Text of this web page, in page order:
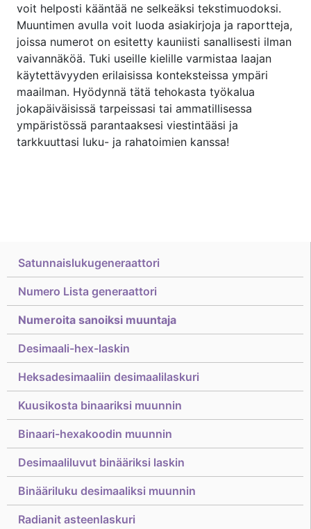
Satunnaislukugeneraattori
Numero Lista generaattori
Numeroita sanoiksi muuntaja
Desimaali-hex-laskin
Heksadesimaaliin desimaalilaskuri
Kuusikosta binaariksi muunnin
Binaari-hexakoodin muunnin
Desimaaliluvut binääriksi laskin
Binääriluku desimaaliksi muunnin
Radianit asteenlaskuri
voit helposti kääntää ne selkeäksi tekstimuodoksi.
Muuntimen avulla voit luoda asiakirjoja ja raportteja,
joissa numerot on esitetty kauniisti sanallisesti ilman
vaivannäköä. Tuki useille kielille varmistaa laajan
käytettävyyden erilaisissa konteksteissa ympäri
maailman. Hyödynnä tätä tehokasta työkalua
jokapäiväisissä tarpeissasi tai ammatillisessa
ympäristössä parantaaksesi viestintääsi ja
tarkkuuttasi luku- ja rahatoimien kanssa!